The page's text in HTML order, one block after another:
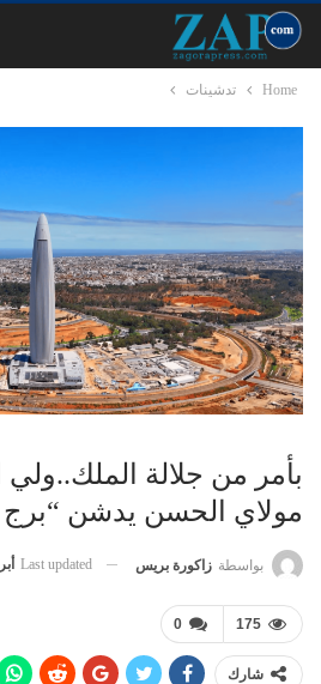
Home تدشينات
بأمر من جلالة الملك..ولي
مولاي الحسن يدشن
بواسطة زاكورة بريس Last updated أبريل
0 175
شارك